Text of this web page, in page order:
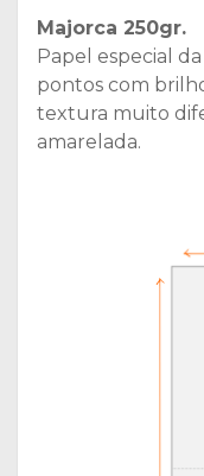
Majorca 250gr.
Papel especial
pontos com
textura muito
amarelada.